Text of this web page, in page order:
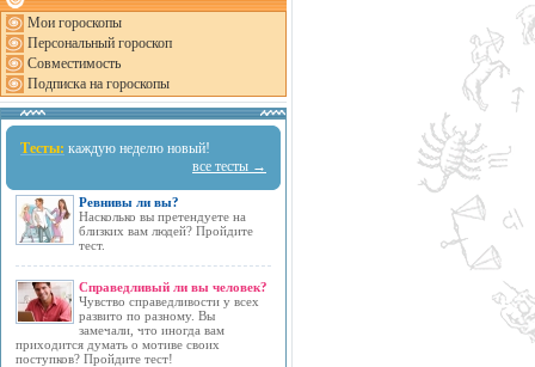
Мои гороскопы
Персональный гороскоп
Совместимость
Подписка на гороскопы
Тесты: каждую неделю новый!
все тесты →
Ревнивы ли вы?
Насколько вы претендуете на
близких вам людей? Пройдите
тест.
Справедливый ли вы человек?
Чувство справедливости у всех
развито по разному. Вы
замечали, что иногда вам
приходится думать о мотиве своих
поступков? Пройдите тест!